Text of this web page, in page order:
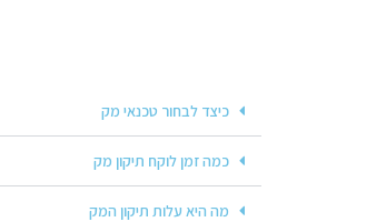
כיצד לבחור טכנאי מק
כמה זמן לוקח תיקון מק
מה היא עלות תיקון המק